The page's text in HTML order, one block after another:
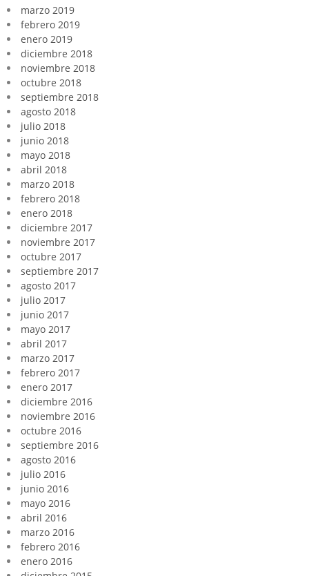
marzo 2019
febrero 2019
enero 2019
diciembre 2018
noviembre 2018
octubre 2018
septiembre 2018
agosto 2018
julio 2018
junio 2018
mayo 2018
abril 2018
marzo 2018
febrero 2018
enero 2018
diciembre 2017
noviembre 2017
octubre 2017
septiembre 2017
agosto 2017
julio 2017
junio 2017
mayo 2017
abril 2017
marzo 2017
febrero 2017
enero 2017
diciembre 2016
noviembre 2016
octubre 2016
septiembre 2016
agosto 2016
julio 2016
junio 2016
mayo 2016
abril 2016
marzo 2016
febrero 2016
enero 2016